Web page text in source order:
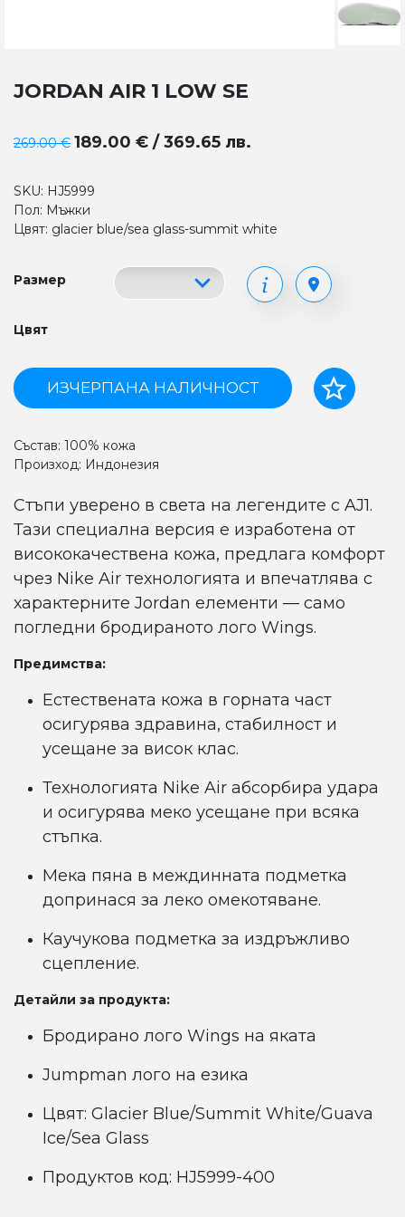
JORDAN AIR 1 LOW SE
269.00 € 189.00 € / 369.65 лв.
SKU: HJ5999
Пол: Мъжки
Цвят: glacier blue/sea glass-summit white
Размер
Цвят
ИЗЧЕРПАНА НАЛИЧНОСТ
Състав: 100% кожа
Произход: Индонезия
Стъпи уверено в света на легендите с AJ1.
Тази специална версия е изработена от
висококачествена кожа, предлага комфорт
чрез Nike Air технологията и впечатлява с
характерните Jordan елементи — само
погледни бродираното лого Wings.
Предимства:
Естествената кожа в горната част
осигурява здравина, стабилност и
усещане за висок клас.
Технологията Nike Air абсорбира удара
и осигурява меко усещане при всяка
стъпка.
Мека пяна в междинната подметка
допринася за леко омекотяване.
Каучукова подметка за издръжливо
сцепление.
Детайли за продукта:
Бродирано лого Wings на яката
Jumpman лого на езика
Цвят: Glacier Blue/Summit White/Guava
Ice/Sea Glass
Продуктов код: HJ5999-400